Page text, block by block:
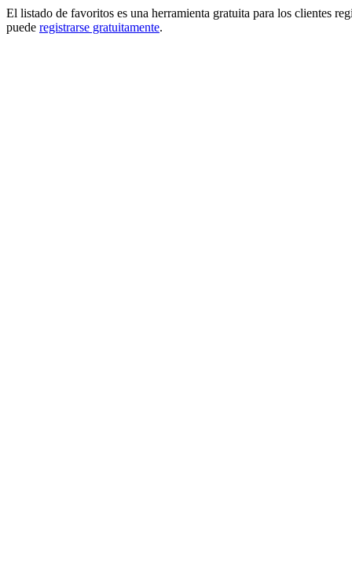
El listado de favoritos es una herramienta gratuita para los clientes
puede registrarse gratuitamente.